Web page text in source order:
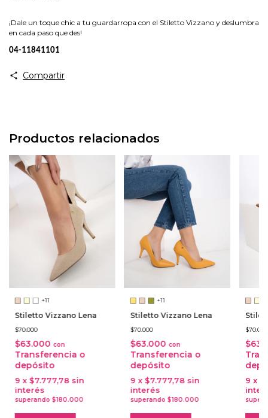
¡Dale un toque chic a tu guardarropa con el Stiletto Vizzano y deslumbra
en cada paso que des!
04-11841101
Compartir
Productos relacionados
+11
Stiletto Vizzano Lena
$70.000
$63.000 con
Transferencia o
depósito
9 x $7.777,78 sin
interés
+11
Stiletto Vizzano Lena
$70.000
$63.000 con
Transferencia o
depósito
9 x $7.777,78 sin
interés
9 x